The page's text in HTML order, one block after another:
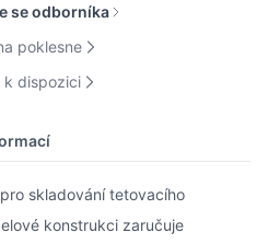
se odborníka
poklesne
k dispozici
pro skladování tetovacího
konstrukci zaručuje